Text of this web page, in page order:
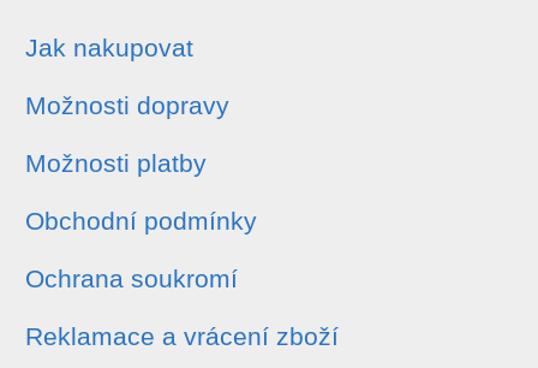
Jak nakupovat
Možnosti dopravy
Možnosti platby
Obchodní podmínky
Ochrana soukromí
Reklamace a vrácení zboží